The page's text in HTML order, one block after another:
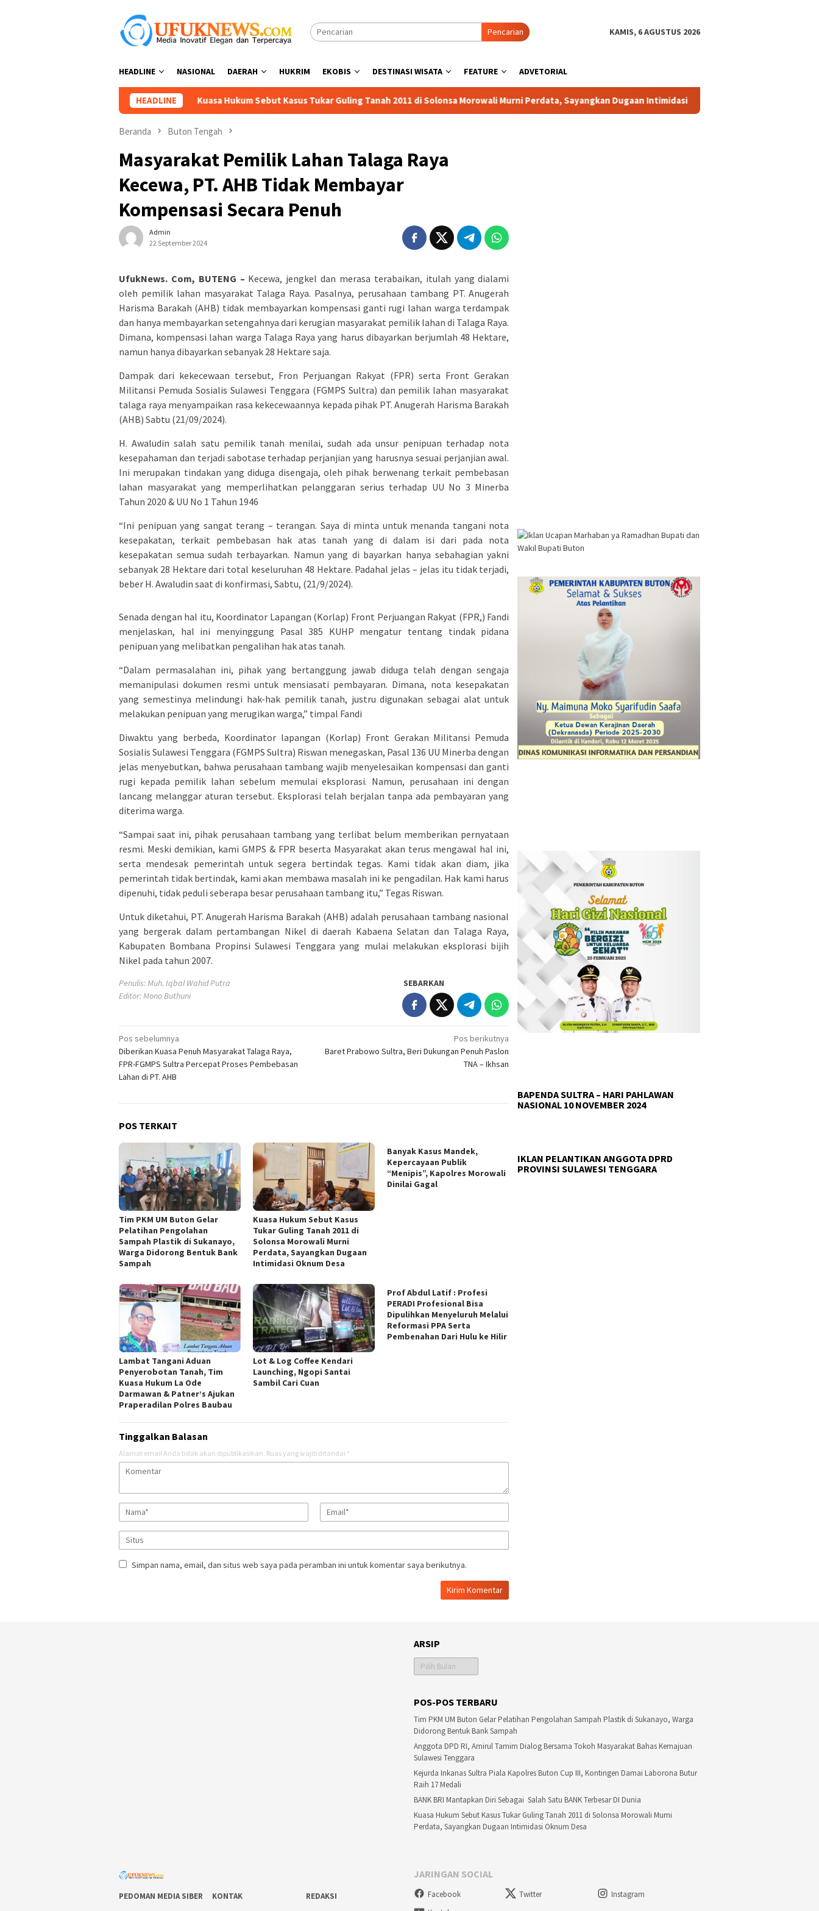
Pencarian KAMIS, 6 AGUSTUS 2026
HEADLINE NASIONAL DAERAH HUKRIM EKOBIS DESTINASI WISATA FEATURE ADVETORIAL
HEADLINE
Kuasa Hukum Sebut Kasus Tukar Guling Tanah 2011 di Solonsa Morowali Murni Perdata, Sayangkan Dugaan Intimidasi Oknum Desa
Beranda Buton Tengah
Masyarakat Pemilik Lahan Talaga Raya
Kecewa, PT. AHB Tidak Membayar
Kompensasi Secara Penuh
Admin
22 September 2024
UfukNews. Com, BUTENG – Kecewa, jengkel dan merasa terabaikan, itulah yang dialami
oleh pemilik lahan masyarakat Talaga Raya. Pasalnya, perusahaan tambang PT. Anugerah
Harisma Barakah (AHB) tidak membayarkan kompensasi ganti rugi lahan warga terdampak
dan hanya membayarkan setengahnya dari kerugian masyarakat pemilik lahan di Talaga Raya.
Dimana, kompensasi lahan warga Talaga Raya yang harus dibayarkan berjumlah 48 Hektare,
namun hanya dibayarkan sebanyak 28 Hektare saja.
Dampak dari kekecewaan tersebut, Fron Perjuangan Rakyat (FPR) serta Front Gerakan
Militansi Pemuda Sosialis Sulawesi Tenggara (FGMPS Sultra) dan pemilik lahan masyarakat
talaga raya menyampaikan rasa kekecewaannya kepada pihak PT. Anugerah Harisma Barakah
(AHB) Sabtu (21/09/2024).
H. Awaludin salah satu pemilik tanah menilai, sudah ada unsur penipuan terhadap nota
kesepahaman dan terjadi sabotase terhadap perjanjian yang harusnya sesuai perjanjian awal.
Ini merupakan tindakan yang diduga disengaja, oleh pihak berwenang terkait pembebasan
lahan masyarakat yang memperlihatkan pelanggaran serius terhadap UU No 3 Minerba
Tahun 2020 & UU No 1 Tahun 1946
“Ini penipuan yang sangat terang – terangan. Saya di minta untuk menanda tangani nota
kesepakatan, terkait pembebasan hak atas tanah yang di dalam isi dari pada nota
kesepakatan semua sudah terbayarkan. Namun yang di bayarkan hanya sebahagian yakni
sebanyak 28 Hektare dari total keseluruhan 48 Hektare. Padahal jelas – jelas itu tidak terjadi,
beber H. Awaludin saat di konfirmasi, Sabtu, (21/9/2024).
Senada dengan hal itu, Koordinator Lapangan (Korlap) Front Perjuangan Rakyat (FPR,) Fandi
menjelaskan, hal ini menyinggung Pasal 385 KUHP mengatur tentang tindak pidana
penipuan yang melibatkan pengalihan hak atas tanah.
“Dalam permasalahan ini, pihak yang bertanggung jawab diduga telah dengan sengaja
memanipulasi dokumen resmi untuk mensiasati pembayaran. Dimana, nota kesepakatan
yang semestinya melindungi hak-hak pemilik tanah, justru digunakan sebagai alat untuk
melakukan penipuan yang merugikan warga,” timpal Fandi
Diwaktu yang berbeda, Koordinator lapangan (Korlap) Front Gerakan Militansi Pemuda
Sosialis Sulawesi Tenggara (FGMPS Sultra) Riswan menegaskan, Pasal 136 UU Minerba dengan
jelas menyebutkan, bahwa perusahaan tambang wajib menyelesaikan kompensasi dan ganti
rugi kepada pemilik lahan sebelum memulai eksplorasi. Namun, perusahaan ini dengan
lancang melanggar aturan tersebut. Eksplorasi telah berjalan tanpa ada pembayaran yang
diterima warga.
“Sampai saat ini, pihak perusahaan tambang yang terlibat belum memberikan pernyataan
resmi. Meski demikian, kami GMPS & FPR beserta Masyarakat akan terus mengawal hal ini,
serta mendesak pemerintah untuk segera bertindak tegas. Kami tidak akan diam, jika
pemerintah tidak bertindak, kami akan membawa masalah ini ke pengadilan. Hak kami harus
dipenuhi, tidak peduli seberapa besar perusahaan tambang itu,” Tegas Riswan.
Untuk diketahui, PT. Anugerah Harisma Barakah (AHB) adalah perusahaan tambang nasional
yang bergerak dalam pertambangan Nikel di daerah Kabaena Selatan dan Talaga Raya,
Kabupaten Bombana Propinsi Sulawesi Tenggara yang mulai melakukan eksplorasi bijih
Nikel pada tahun 2007.
Penulis: Muh. Iqbal Wahid Putra
Editor: Mono Buthuni
SEBARKAN
Navigasi
pos
Pos sebelumnya
Diberikan Kuasa Penuh Masyarakat Talaga Raya,
FPR-FGMPS Sultra Percepat Proses Pembebasan
Lahan di PT. AHB
Pos berikutnya
Baret Prabowo Sultra, Beri Dukungan Penuh Paslon
TNA – Ikhsan
POS TERKAIT
Tim PKM UM Buton Gelar
Pelatihan Pengolahan
Sampah Plastik di Sukanayo,
Warga Didorong Bentuk Bank
Sampah
Kuasa Hukum Sebut Kasus
Tukar Guling Tanah 2011 di
Solonsa Morowali Murni
Perdata, Sayangkan Dugaan
Intimidasi Oknum Desa
Banyak Kasus Mandek,
Kepercayaan Publik
“Menipis”, Kapolres Morowali
Dinilai Gagal
Lambat Tangani Aduan
Penyerobotan Tanah, Tim
Kuasa Hukum La Ode
Darmawan & Patner’s Ajukan
Praperadilan Polres Baubau
Lot & Log Coffee Kendari
Launching, Ngopi Santai
Sambil Cari Cuan
Prof Abdul Latif : Profesi
PERADI Profesional Bisa
Dipulihkan Menyeluruh Melalui
Reformasi PPA Serta
Pembenahan Dari Hulu ke Hilir
Tinggalkan Balasan
Alamat email Anda tidak akan dipublikasikan. Ruas yang wajib ditandai *
Simpan nama, email, dan situs web saya pada peramban ini untuk komentar saya berikutnya.
BAPENDA SULTRA – HARI PAHLAWAN
NASIONAL 10 NOVEMBER 2024
IKLAN PELANTIKAN ANGGOTA DPRD
PROVINSI SULAWESI TENGGARA
ARSIP
Arsip
POS-POS TERBARU
Tim PKM UM Buton Gelar Pelatihan Pengolahan Sampah Plastik di Sukanayo, Warga
Didorong Bentuk Bank Sampah
Anggota DPD RI, Amirul Tamim Dialog Bersama Tokoh Masyarakat Bahas Kemajuan
Sulawesi Tenggara
Kejurda Inkanas Sultra Piala Kapolres Buton Cup III, Kontingen Damai Laborona Butur
Raih 17 Medali
BANK BRI Mantapkan Diri Sebagai Salah Satu BANK Terbesar DI Dunia
Kuasa Hukum Sebut Kasus Tukar Guling Tanah 2011 di Solonsa Morowali Murni
Perdata, Sayangkan Dugaan Intimidasi Oknum Desa
PEDOMAN MEDIA SIBER KONTAK
REDAKSI
JARINGAN SOCIAL
Facebook Twitter
Instagram